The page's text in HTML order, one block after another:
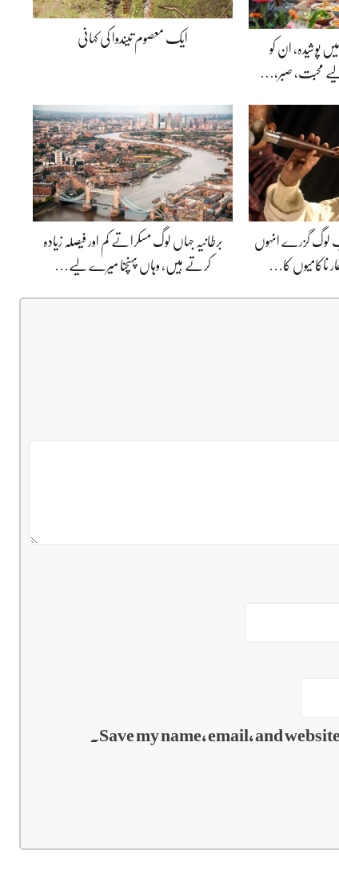
پوشیدہ, ان کو
محبت، صبر،…
ایک معصوم تیندوا کی کہانی
لوگ گزرے انہوں
ناکامیوں کا…
برطانیہ جہاں لوگ مسکراتے کم اور فیصلہ زیادہ
کرتے ہیں، وہاں پہنچنا میرے لیے…
Save my name, email, and